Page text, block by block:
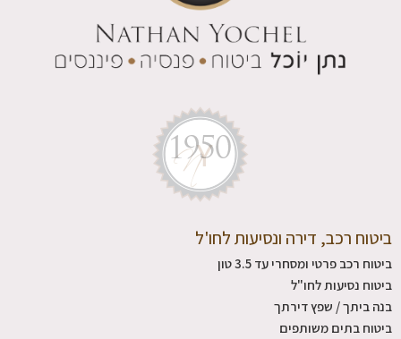
ביטוח רכב, דירה ונסיעות לחו'ל
ביטוח רכב פרטי ומסחרי עד 3.5 טון
ביטוח נסיעות לחו"ל
בנה ביתך / שפץ דירתך
ביטוח בתים משותפים